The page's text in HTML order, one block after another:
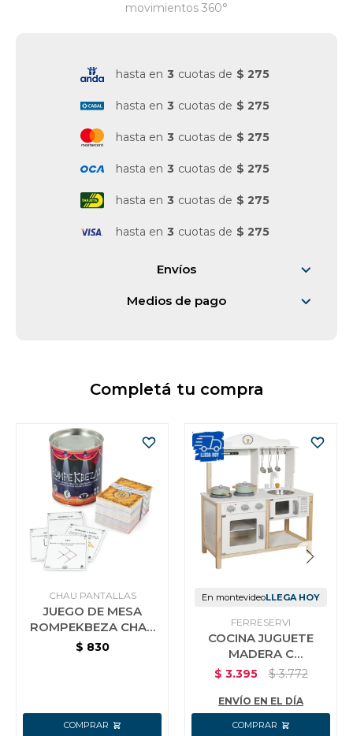
movimientos 360°
hasta en 3 cuotas de $ 275
hasta en 3 cuotas de $ 275
hasta en 3 cuotas de $ 275
hasta en 3 cuotas de $ 275
hasta en 3 cuotas de $ 275
hasta en 3 cuotas de $ 275
Envíos
Medios de pago
Completá tu compra
CHAU PANTALLAS
JUEGO DE MESA
ROMPEKBEZA CHAU
PANTALLAS
$ 830
En montevideoLLEGA HOY
FERRESERVI
COCINA JUGUETE
MADERA C
MICROONDAS
$ 3.395 $ 3.772
ENVÍO EN EL DÍA